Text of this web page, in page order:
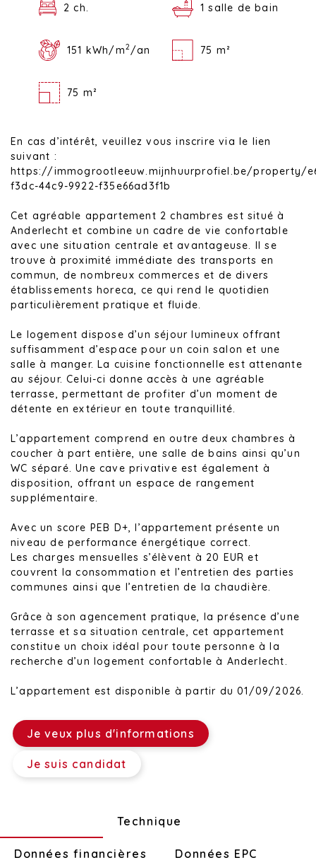
2 ch. 1 salle de bain
151 kWh/m2 /an 75 m²
75 m²
En cas d’intérêt, veuillez vous inscrire via le lien
suivant :
https://immogrootleeuw.mijnhuurprofiel.be/property/
f3dc-44c9-9922-f35e66ad3f1b
Cet agréable appartement 2 chambres est situé à
Anderlecht et combine un cadre de vie confortable
avec une situation centrale et avantageuse. Il se
trouve à proximité immédiate des transports en
commun, de nombreux commerces et de divers
établissements horeca, ce qui rend le quotidien
particulièrement pratique et fluide.
Le logement dispose d’un séjour lumineux offrant
suffisamment d’espace pour un coin salon et une
salle à manger. La cuisine fonctionnelle est attenante
au séjour. Celui-ci donne accès à une agréable
terrasse, permettant de profiter d’un moment de
détente en extérieur en toute tranquillité.
L’appartement comprend en outre deux chambres à
coucher à part entière, une salle de bains ainsi qu’un
WC séparé. Une cave privative est également à
disposition, offrant un espace de rangement
supplémentaire.
Avec un score PEB D+, l’appartement présente un
niveau de performance énergétique correct.
Les charges mensuelles s’élèvent à 20 EUR et
couvrent la consommation et l’entretien des parties
communes ainsi que l’entretien de la chaudière.
Grâce à son agencement pratique, la présence d’une
terrasse et sa situation centrale, cet appartement
constitue un choix idéal pour toute personne à la
recherche d’un logement confortable à Anderlecht.
L’appartement est disponible à partir du 01/09/2026.
Je veux plus d'informations
Je suis candidat
Technique
Données financières Données EPC